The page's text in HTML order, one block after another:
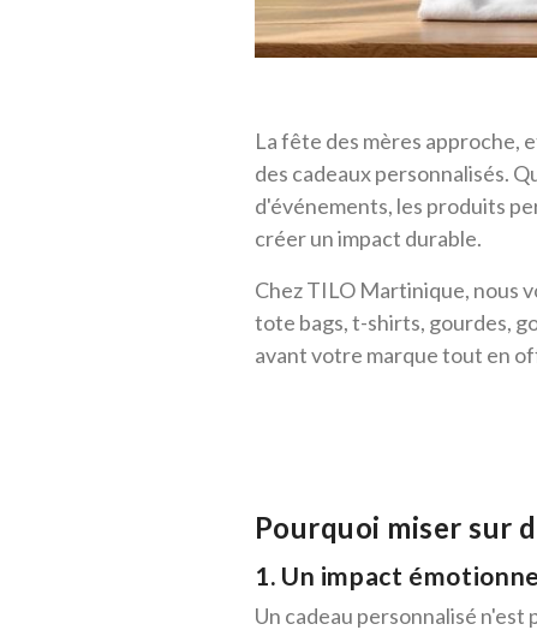
La fête des mères approche,
des cadeaux personnalisés.
d'événements, les produits
créer un impact durable.
Chez TILO Martinique, nous
tote bags, t-shirts, gourdes,
avant votre marque tout en
Pourquoi miser sur
1. Un impact
Un cadeau personnalisé